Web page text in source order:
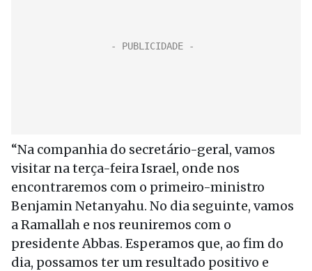
“Na companhia do secretário-geral, vamos
visitar na terça-feira Israel, onde nos
encontraremos com o primeiro-ministro
Benjamin Netanyahu. No dia seguinte, vamos
a Ramallah e nos reuniremos com o
presidente Abbas. Esperamos que, ao fim do
dia, possamos ter um resultado positivo e